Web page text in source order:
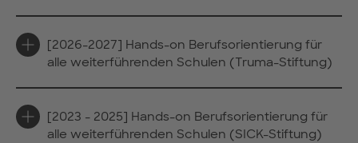
[2026-2027] Hands-on Berufsorientierung für
alle weiterführenden Schulen (Truma-Stiftung)
[2023 - 2025] Hands-on Berufsorientierung für
alle weiterführenden Schulen (SICK-Stiftung)